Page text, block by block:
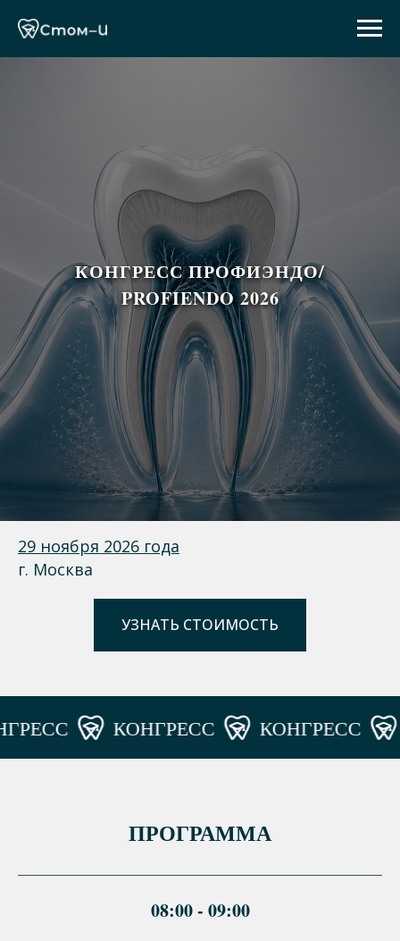
КОНГРЕСС ПРОФИЭНДО/
PROFIENDO 2026
29 ноября 2026 года
г. Москва
УЗНАТЬ СТОИМОСТЬ
КОНГРЕСС КОНГРЕСС
ПРОГРАММА
08:00 - 09:00